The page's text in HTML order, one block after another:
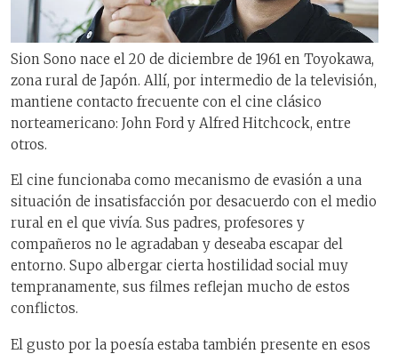
Sion Sono nace el 20 de diciembre de 1961 en Toyokawa,
zona rural de Japón. Allí, por intermedio de la televisión,
mantiene contacto frecuente con el cine clásico
norteamericano: John Ford y Alfred Hitchcock, entre
otros.
El cine funcionaba como mecanismo de evasión a una
situación de insatisfacción por desacuerdo con el medio
rural en el que vivía. Sus padres, profesores y
compañeros no le agradaban y deseaba escapar del
entorno. Supo albergar cierta hostilidad social muy
tempranamente, sus filmes reflejan mucho de estos
conflictos.
El gusto por la poesía estaba también presente en esos